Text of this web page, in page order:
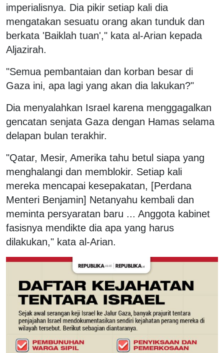
imperialisnya. Dia pikir setiap kali dia
mengatakan sesuatu orang akan tunduk dan
berkata 'Baiklah tuan'," kata al-Arian kepada
Aljazirah.
"Semua pembantaian dan korban besar di
Gaza ini, apa lagi yang akan dia lakukan?"
Dia menyalahkan Israel karena menggagalkan
gencatan senjata Gaza dengan Hamas selama
delapan bulan terakhir.
"Qatar, Mesir, Amerika tahu betul siapa yang
menghalangi dan memblokir. Setiap kali
mereka mencapai kesepakatan, [Perdana
Menteri Benjamin] Netanyahu kembali dan
meminta persyaratan baru ... Anggota kabinet
fasisnya mendikte dia apa yang harus
dilakukan," kata al-Arian.